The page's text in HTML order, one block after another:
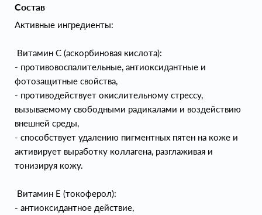
Состав
Активные ингредиенты:
Витамин С (аскорбиновая кислота):
- противовоспалительные, антиоксидантные и
фотозащитные свойства,
- противодействует окислительному стрессу,
вызываемому свободными радикалами и воздействию
внешней среды,
- способствует удалению пигментных пятен на коже и
активирует выработку коллагена, разглаживая и
тонизируя кожу.
Витамин Е (токоферол):
- антиоксидантное действие,